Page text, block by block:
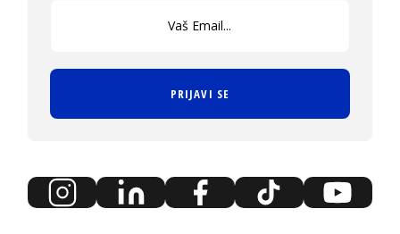
PRIJAVI SE